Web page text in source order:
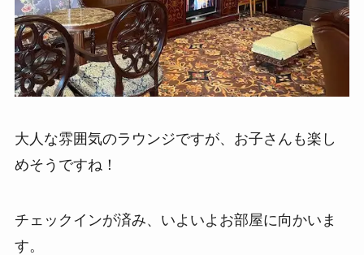
大人な雰囲気のラウンジですが、お子さんも楽し
めそうですね！
チェックインが済み、いよいよお部屋に向かいま
す。